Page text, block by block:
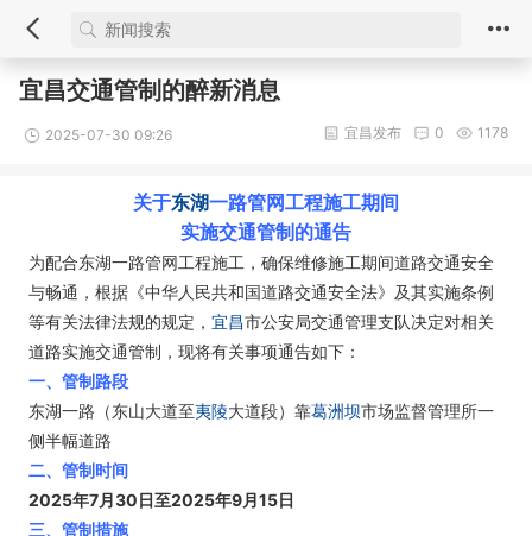
宜昌交通管制的醉新消息
2025-07-30 09:26 1178
0
宜昌发布
关于东湖一路管网工程施工期间
实施交通管制的通告
为配合东湖一路管网工程施工，确保维修施工期间道路交通安全
与畅通，根据《中华人民共和国道路交通安全法》及其实施条例
等有关法律法规的规定， 宜昌市公安局交通管理支队决定对相关
道路实施交通管制，现将有关事项通告如下：
一、管制路段
东湖一路（东山大道至夷陵大道段）靠葛洲坝市场监督管理所一
侧半幅道路
二、管制时间
2025年7月30日至2025年9月15日
三、管制措施